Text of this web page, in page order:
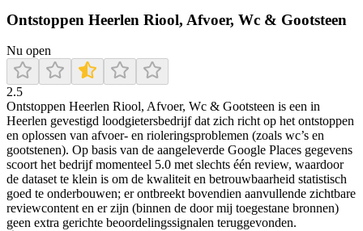
Ontstoppen Heerlen Riool, Afvoer, Wc & Gootsteen
Nu open
2.5
Ontstoppen Heerlen Riool, Afvoer, Wc & Gootsteen is een in
Heerlen gevestigd loodgietersbedrijf dat zich richt op het ontstoppen
en oplossen van afvoer- en rioleringsproblemen (zoals wc’s en
gootstenen). Op basis van de aangeleverde Google Places gegevens
scoort het bedrijf momenteel 5.0 met slechts één review, waardoor
de dataset te klein is om de kwaliteit en betrouwbaarheid statistisch
goed te onderbouwen; er ontbreekt bovendien aanvullende zichtbare
reviewcontent en er zijn (binnen de door mij toegestane bronnen)
geen extra gerichte beoordelingssignalen teruggevonden.